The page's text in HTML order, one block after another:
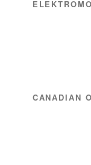
CANADIAN